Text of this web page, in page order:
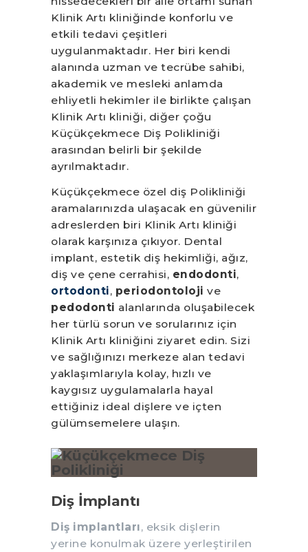
Klinik Artı kliniğinde konforlu ve
etkili tedavi çeşitleri
uygulanmaktadır. Her biri kendi
alanında uzman ve tecrübe sahibi,
akademik ve mesleki anlamda
ehliyetli hekimler ile birlikte çalışan
Klinik Artı kliniği, diğer çoğu
Küçükçekmece Diş Polikliniği
arasından belirli bir şekilde
ayrılmaktadır.
Küçükçekmece özel diş Polikliniği
aramalarınızda ulaşacak en güvenilir
adreslerden biri Klinik Artı kliniği
olarak karşınıza çıkıyor. Dental
implant, estetik diş hekimliği, ağız,
diş ve çene cerrahisi, endodonti,
ortodonti, periodontoloji ve
pedodonti alanlarında oluşabilecek
her türlü sorun ve sorularınız için
Klinik Artı kliniğini ziyaret edin. Sizi
ve sağlığınızı merkeze alan tedavi
yaklaşımlarıyla kolay, hızlı ve
kaygısız uygulamalarla hayal
ettiğiniz ideal dişlere ve içten
gülümsemelere ulaşın.
Diş İmplantı
Diş implantları, eksik dişlerin
yerine konulmak üzere yerleştirilen